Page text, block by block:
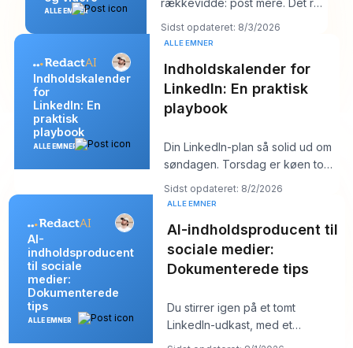
ALLE EMNER
rækkevidde: post mere. Det råd
lyder produktivt, men det
skjuler som regel k
Sidst opdateret: 8/3/2026
Indholdskalender
for
LinkedIn: En
praktisk
playbook
ALLE EMNER
ALLE EMNER
Indholdskalender for
LinkedIn: En praktisk
playbook
Din LinkedIn-plan så solid ud om
søndagen. Torsdag er køen tom,
hooket du kunne lide føles fladt,
og
Sidst opdateret: 8/2/2026
AI-
indholdsproducent
til sociale
medier:
Dokumenterede
tips
ALLE EMNER
ALLE EMNER
AI-indholdsproducent til
sociale medier:
Dokumenterede tips
Du stirrer igen på et tomt
LinkedIn-udkast, med et
kundemøde om ti minutter og et